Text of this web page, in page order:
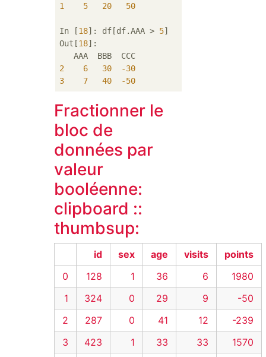
1
5 20 50
In [18]: df[df.AAA > 5]
Out[18]:
2
6 30
-30
3
7 40 -50
Fractionner le
bloc de
données par
valeur
booléenne:
clipboard ::
thumbsup:
id sex age visits
points
0
128 1 36 6
1980
1
324 0 29 9
-50
2
287 0 41 12
-239
3
423 1 33 33
1570